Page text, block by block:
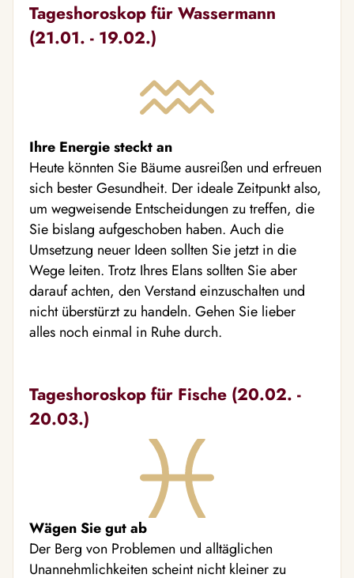
Tageshoroskop für Wassermann
(21.01. - 19.02.)
Ihre Energie steckt an
Heute könnten Sie Bäume ausreißen und erfreuen
sich bester Gesundheit. Der ideale Zeitpunkt also,
um wegweisende Entscheidungen zu treffen, die
Sie bislang aufgeschoben haben. Auch die
Umsetzung neuer Ideen sollten Sie jetzt in die
Wege leiten. Trotz Ihres Elans sollten Sie aber
darauf achten, den Verstand einzuschalten und
nicht überstürzt zu handeln. Gehen Sie lieber
alles noch einmal in Ruhe durch.
Tageshoroskop für Fische (20.02. -
20.03.)
Wägen Sie gut ab
Der Berg von Problemen und alltäglichen
Unannehmlichkeiten scheint nicht kleiner zu